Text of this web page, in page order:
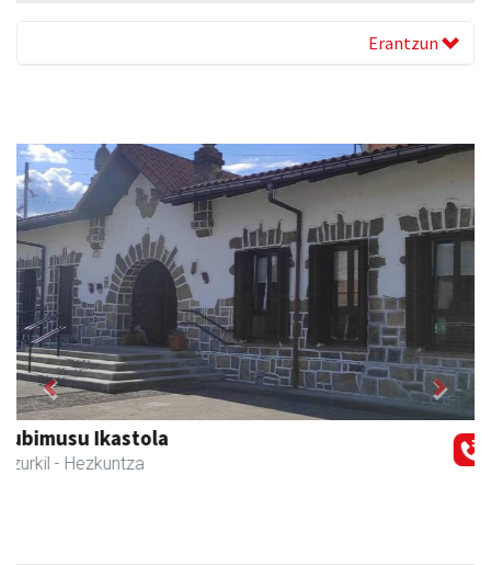
Erantzun
Zizurkilgo Udala
Zizurkil - Udaletxeak
Previous Next